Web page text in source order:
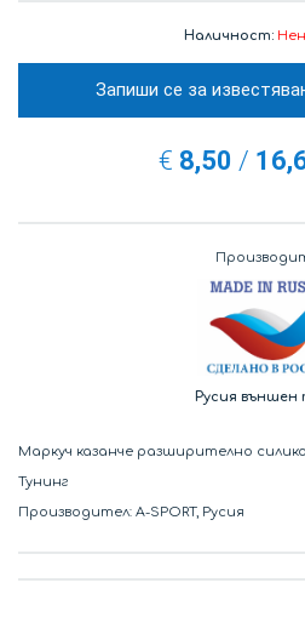
Наличност:
Запиши се за
€ 8,50 /
Русия външен
Маркуч казанче разширително
Тунинг
Производител: A-SPORT, Русия